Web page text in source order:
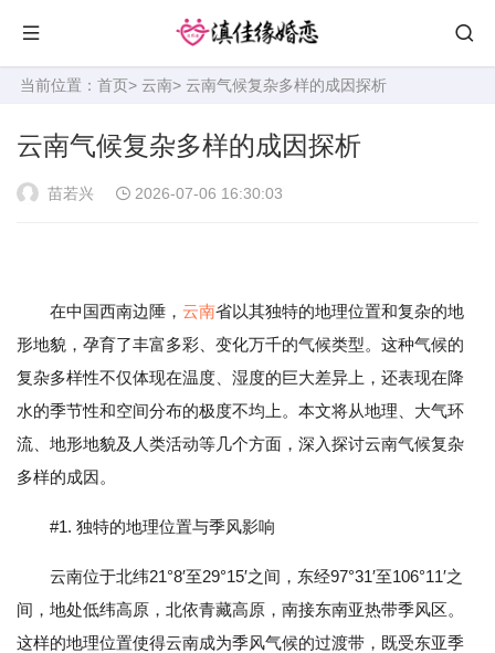
当前位置： 首页> 云南> 云南气候复杂多样的成因探析
云南气候复杂多样的成因探析
苗若兴 2026-07-06 16:30:03
在中国西南边陲， 云南省以其独特的地理位置和复杂的地
形地貌，孕育了丰富多彩、变化万千的气候类型。这种气候的
复杂多样性不仅体现在温度、湿度的巨大差异上，还表现在降
水的季节性和空间分布的极度不均上。本文将从地理、大气环
流、地形地貌及人类活动等几个方面，深入探讨云南气候复杂
多样的成因。
#1. 独特的地理位置与季风影响
云南位于北纬21°8′至29°15′之间，东经97°31′至106°11′之
间，地处低纬高原，北依青藏高原，南接东南亚热带季风区。
这样的地理位置使得云南成为季风气候的过渡带，既受东亚季